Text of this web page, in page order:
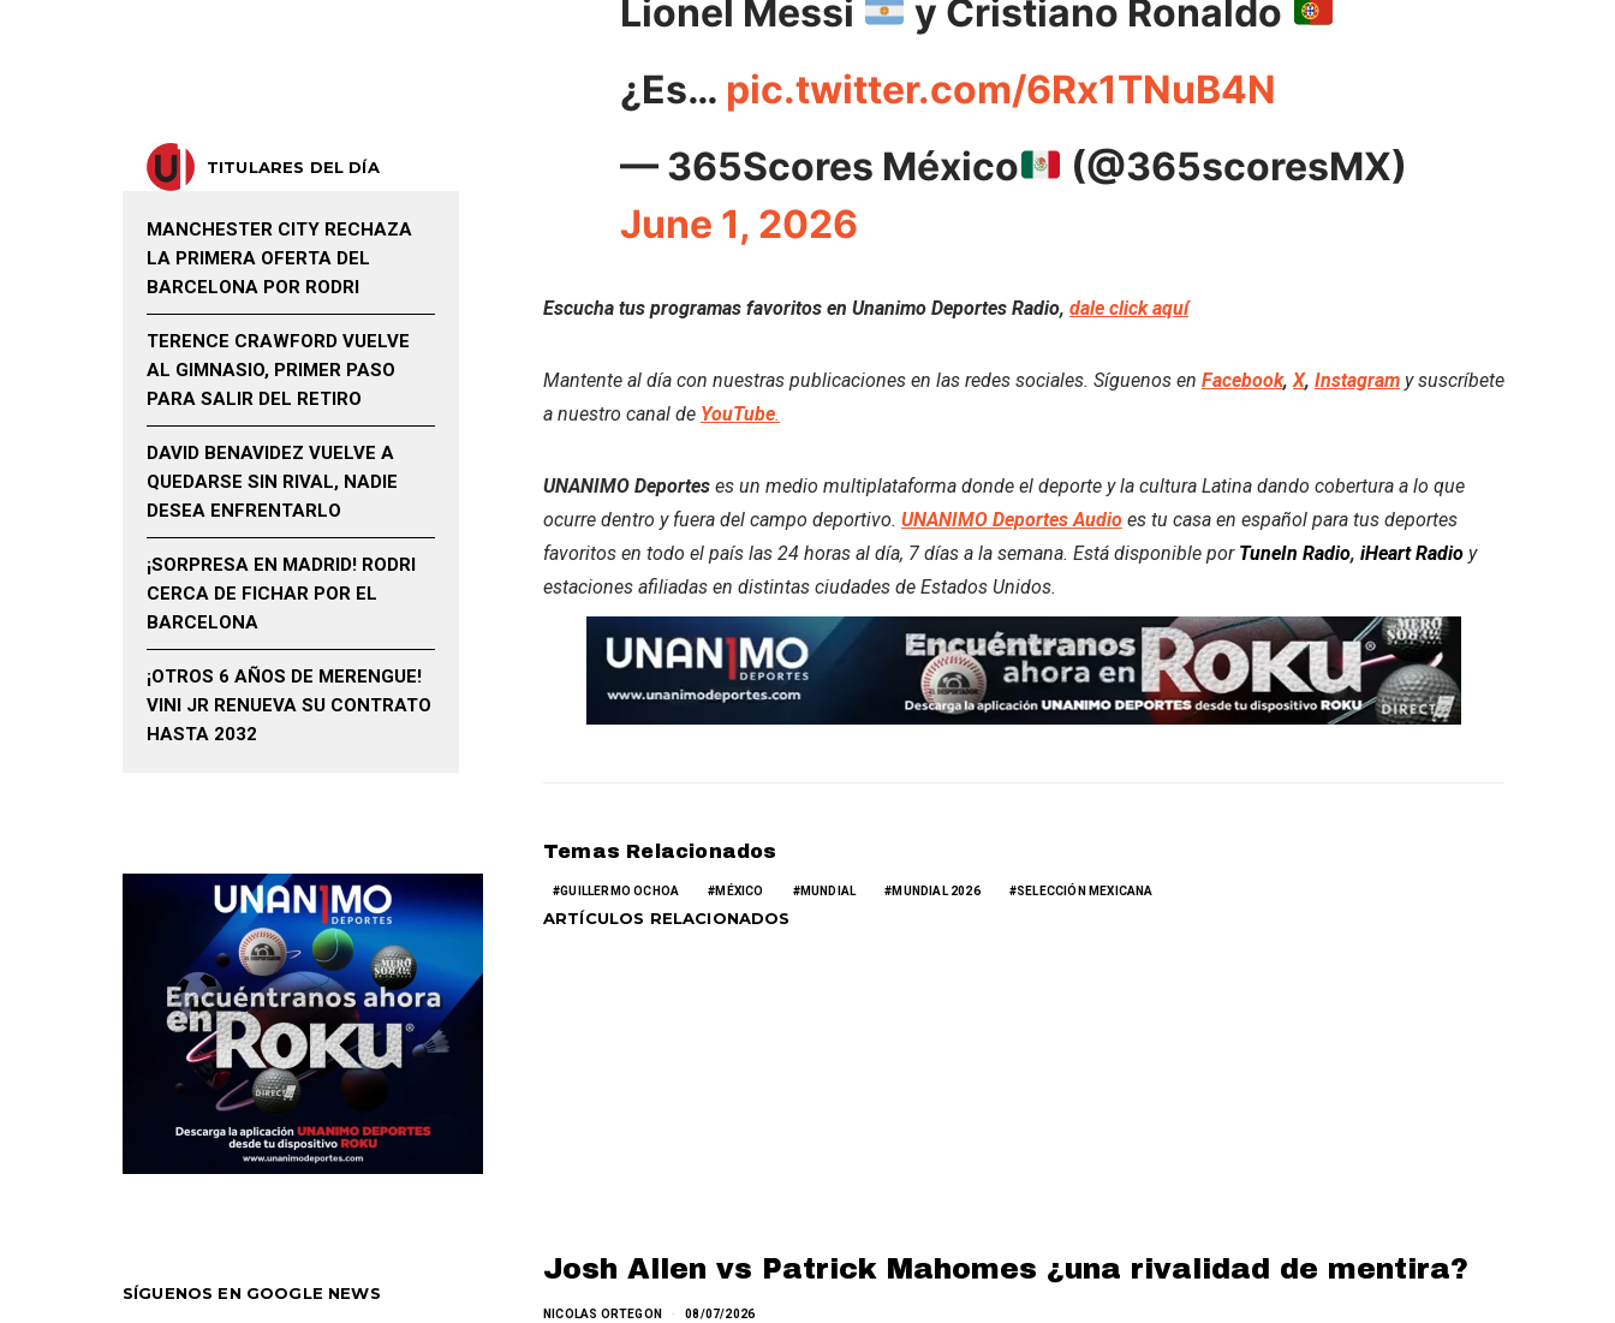
Lionel Messi
y Cristiano Ronaldo
¿Es… pic.twitter.com/6Rx1TNuB4N
— 365Scores México
(@365scoresMX)
June 1, 2026
Escucha tus programas favoritos en Unanimo Deportes Radio, dale click aquí
Mantente al día con nuestras publicaciones en las redes sociales. Síguenos en Facebook,X, Instagram y suscríbete
a nuestro canal de YouTube.
UNANIMO Deportes es un medio multiplataforma donde el deporte y la cultura Latina dando cobertura a lo que
ocurre dentro y fuera del campo deportivo. UNANIMO Deportes Audio es tu casa en español para tus deportes
favoritos en todo el país las 24 horas al día, 7 días a la semana. Está disponible por TuneIn Radio, iHeart Radio y
estaciones afiliadas en distintas ciudades de Estados Unidos.
Temas Relacionados
GUILLERMO OCHOA MÉXICO MUNDIAL MUNDIAL 2026 SELECCIÓN MEXICANA
ARTÍCULOS RELACIONADOS
Josh Allen vs Patrick Mahomes ¿una rivalidad de mentira?
NICOLAS ORTEGON 08/07/2026
TITULARES DEL DÍA
MANCHESTER CITY RECHAZA
LA PRIMERA OFERTA DEL
BARCELONA POR RODRI
TERENCE CRAWFORD VUELVE
AL GIMNASIO, PRIMER PASO
PARA SALIR DEL RETIRO
DAVID BENAVIDEZ VUELVE A
QUEDARSE SIN RIVAL, NADIE
DESEA ENFRENTARLO
¡SORPRESA EN MADRID! RODRI
CERCA DE FICHAR POR EL
BARCELONA
¡OTROS 6 AÑOS DE MERENGUE!
VINI JR RENUEVA SU CONTRATO
HASTA 2032
SÍGUENOS EN GOOGLE NEWS